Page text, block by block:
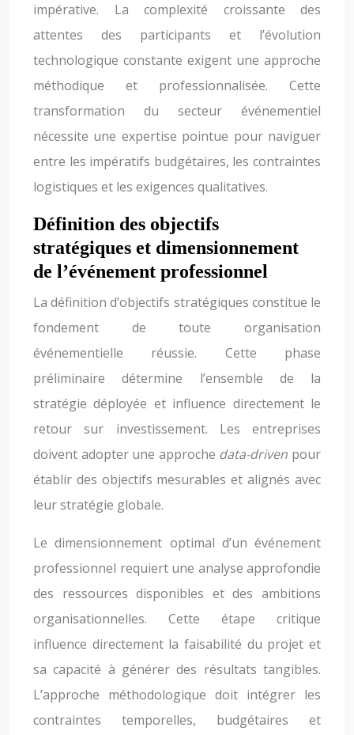
impérative. La complexité croissante des
attentes des participants et l’évolution
technologique constante exigent une approche
méthodique et professionnalisée. Cette
transformation du secteur événementiel
nécessite une expertise pointue pour naviguer
entre les impératifs budgétaires, les contraintes
logistiques et les exigences qualitatives.
Définition des objectifs
stratégiques et dimensionnement
de l’événement professionnel
La définition d’objectifs stratégiques constitue le
fondement de toute organisation
événementielle réussie. Cette phase
préliminaire détermine l’ensemble de la
stratégie déployée et influence directement le
retour sur investissement. Les entreprises
doivent adopter une approche data-driven pour
établir des objectifs mesurables et alignés avec
leur stratégie globale.
Le dimensionnement optimal d’un événement
professionnel requiert une analyse approfondie
des ressources disponibles et des ambitions
organisationnelles. Cette étape critique
influence directement la faisabilité du projet et
sa capacité à générer des résultats tangibles.
L’approche méthodologique doit intégrer les
contraintes temporelles, budgétaires et